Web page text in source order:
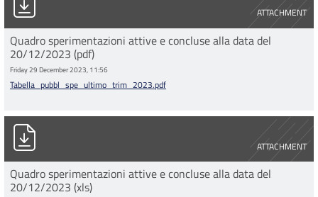
ATTACHMENT
Quadro sperimentazioni attive e concluse alla data del
20/12/2023 (pdf)
Friday 29 December 2023, 11:56
Tabella_pubbl_spe_ultimo_trim_2023.pdf
ATTACHMENT
Tabella_pubbl_spe_ultimo_trim_2023.xlsx
Quadro sperimentazioni attive e concluse alla data del
20/12/2023 (xls)